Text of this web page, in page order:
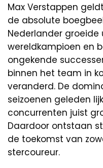
Max Verstappen
de absolute
Nederlander
wereldkampioen en
ongekende
binnen het team in
veranderd. De
seizoenen geleden
concurrenten juist
Daardoor ontstaan
de toekomst van
stercoureur.